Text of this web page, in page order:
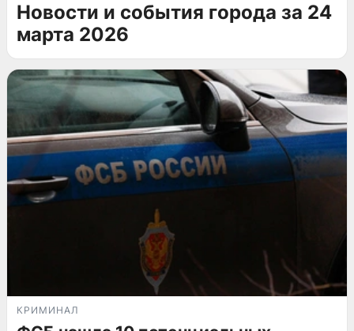
Новости и события города за 24
марта 2026
КРИМИНАЛ